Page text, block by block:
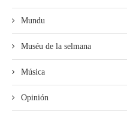
Mundu
Muséu de la selmana
Música
Opinión